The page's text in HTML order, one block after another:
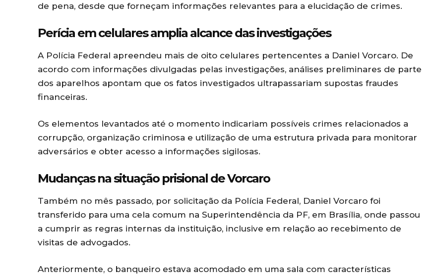
de pena, desde que forneçam informações relevantes para a elucidação de crimes.
Perícia em celulares amplia alcance das investigações
A Polícia Federal apreendeu mais de oito celulares pertencentes a Daniel Vorcaro. De
acordo com informações divulgadas pelas investigações, análises preliminares de parte
dos aparelhos apontam que os fatos investigados ultrapassariam supostas fraudes
financeiras.
Os elementos levantados até o momento indicariam possíveis crimes relacionados a
corrupção, organização criminosa e utilização de uma estrutura privada para monitorar
adversários e obter acesso a informações sigilosas.
Mudanças na situação prisional de Vorcaro
Também no mês passado, por solicitação da Polícia Federal, Daniel Vorcaro foi
transferido para uma cela comum na Superintendência da PF, em Brasília, onde passou
a cumprir as regras internas da instituição, inclusive em relação ao recebimento de
visitas de advogados.
Anteriormente, o banqueiro estava acomodado em uma sala com características